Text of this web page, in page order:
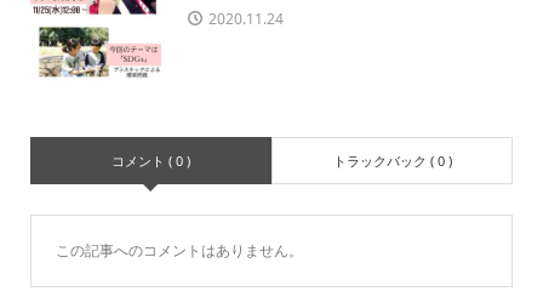
2020.11.24
コメント ( 0 ) トラックバック ( 0 )
この記事へのコメントはありません。